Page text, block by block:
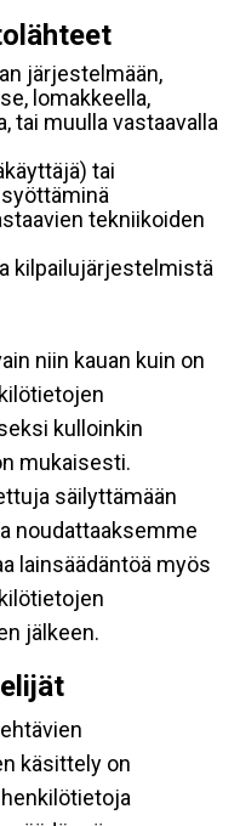
järjestelmään,
lomakkeella,
tai muulla vastaavalla
tai
tekniikoiden
kilpailujärjestelmistä
niin kauan kuin on
kulloinkin
mukaisesti.
säilyttämään
noudattaaksemme
lainsäädäntöä myös
jälkeen.
käsittely on